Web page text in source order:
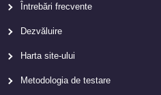
Întrebări frecvente
Dezvăluire
Harta site-ului
Metodologia de testare